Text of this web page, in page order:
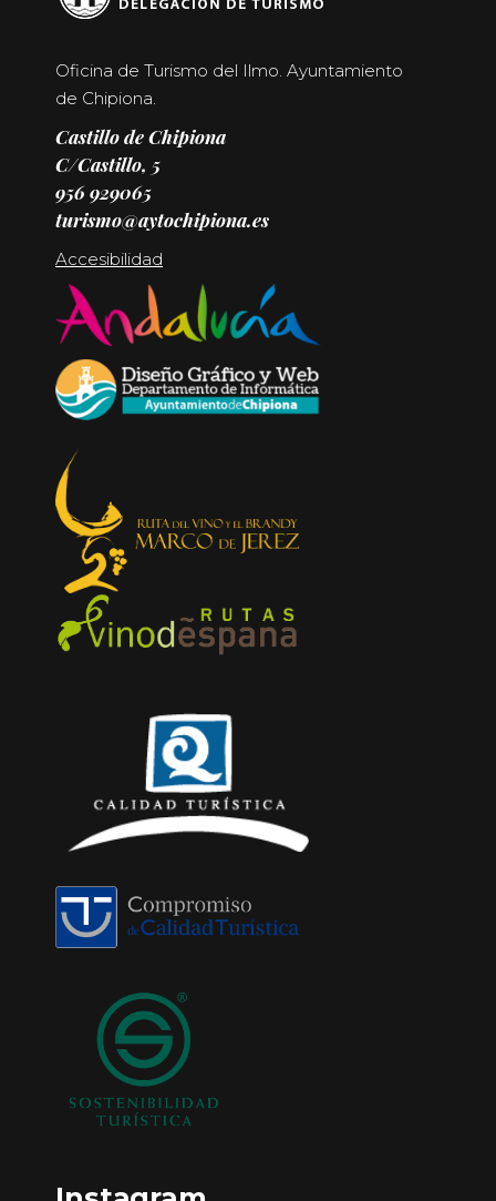
Oficina de Turismo del Ilmo. Ayuntamiento
de Chipiona.
Castillo de Chipiona
C/Castillo, 5
956 929065
turismo@aytochipiona.es
Accesibilidad